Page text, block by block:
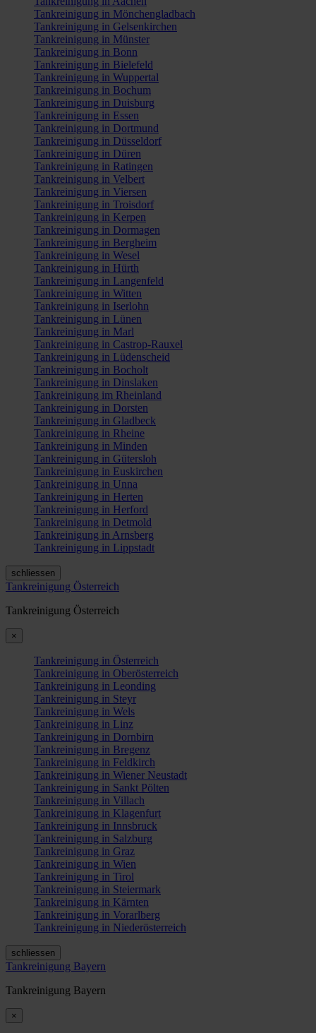
Tankreinigung in Mönchengladbach
Tankreinigung in Gelsenkirchen
Tankreinigung in Münster
Tankreinigung in Bonn
Tankreinigung in Bielefeld
Tankreinigung in Wuppertal
Tankreinigung in Bochum
Tankreinigung in Duisburg
Tankreinigung in Essen
Tankreinigung in Dortmund
Tankreinigung in Düsseldorf
Tankreinigung in Düren
Tankreinigung in Ratingen
Tankreinigung in Velbert
Tankreinigung in Viersen
Tankreinigung in Troisdorf
Tankreinigung in Kerpen
Tankreinigung in Dormagen
Tankreinigung in Bergheim
Tankreinigung in Wesel
Tankreinigung in Hürth
Tankreinigung in Langenfeld
Tankreinigung in Witten
Tankreinigung in Iserlohn
Tankreinigung in Lünen
Tankreinigung in Marl
Tankreinigung in Castrop-Rauxel
Tankreinigung in Lüdenscheid
Tankreinigung in Bocholt
Tankreinigung in Dinslaken
Tankreinigung im Rheinland
Tankreinigung in Dorsten
Tankreinigung in Gladbeck
Tankreinigung in Rheine
Tankreinigung in Minden
Tankreinigung in Gütersloh
Tankreinigung in Euskirchen
Tankreinigung in Unna
Tankreinigung in Herten
Tankreinigung in Herford
Tankreinigung in Detmold
Tankreinigung in Arnsberg
Tankreinigung in Lippstadt
schliessen
Tankreinigung Österreich
Tankreinigung Österreich
×
Tankreinigung in Österreich
Tankreinigung in Oberösterreich
Tankreinigung in Leonding
Tankreinigung in Steyr
Tankreinigung in Wels
Tankreinigung in Linz
Tankreinigung in Dornbirn
Tankreinigung in Bregenz
Tankreinigung in Feldkirch
Tankreinigung in Wiener Neustadt
Tankreinigung in Sankt Pölten
Tankreinigung in Villach
Tankreinigung in Klagenfurt
Tankreinigung in Innsbruck
Tankreinigung in Salzburg
Tankreinigung in Graz
Tankreinigung in Wien
Tankreinigung in Tirol
Tankreinigung in Steiermark
Tankreinigung in Kärnten
Tankreinigung in Vorarlberg
Tankreinigung in Niederösterreich
schliessen
Tankreinigung Bayern
Tankreinigung Bayern
×